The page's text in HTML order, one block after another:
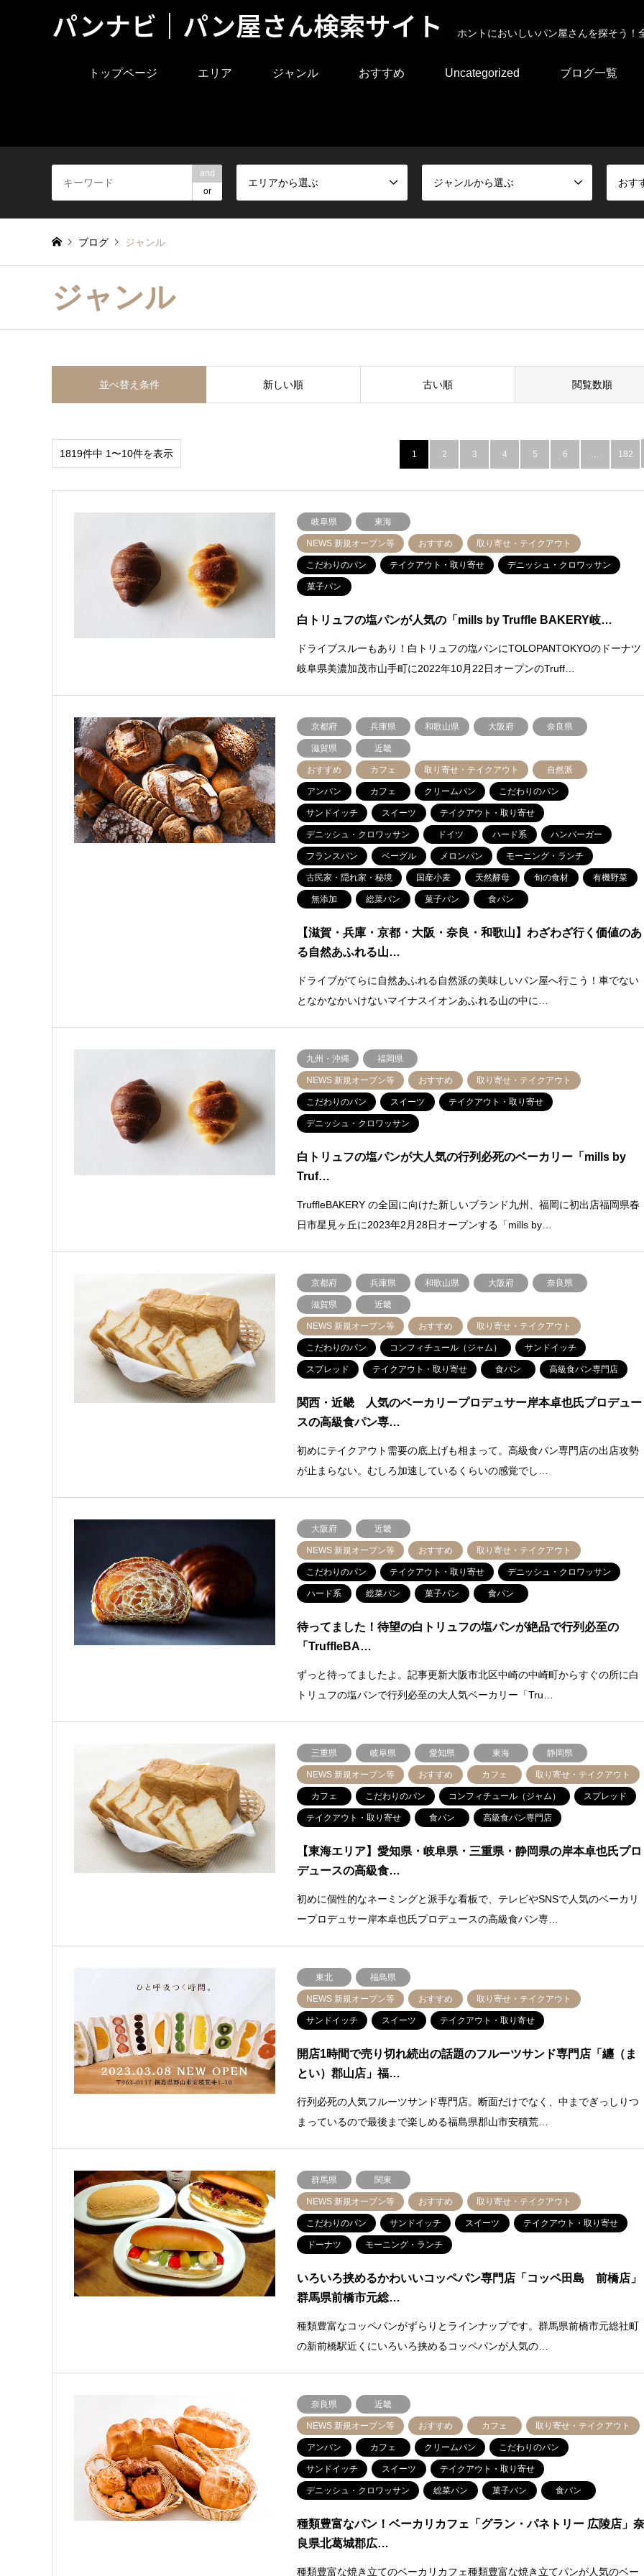
パンナビ｜パン屋さん検索サイト ホントにおいしいパン屋さんを探そう
トップページ エリア ジャンル おすすめ Uncategorized ブログ一覧
and
or
エリアから選ぶ ジャンルから選ぶ おす
ブログ ジャンル
ジャンル
並べ替え条件 新しい順 古い順 閲覧数順
1819件中 1〜10件を表示 1 2 3 4 5 6 … 182
岐阜県 東海
NEWS 新規オープン等 おすすめ 取り寄せ・テイクアウト
こだわりのパン テイクアウト・取り寄せ デニッシュ・クロワッサン
菓子パン
白トリュフの塩パンが人気の「mills by Truffle BAKERY岐…
ドライブスルーもあり！白トリュフの塩パンにTOLOPANTOKYOのドーナツ
岐阜県美濃加茂市山手町に2022年10月22日オープンのTruff…
京都府 兵庫県 和歌山県 大阪府 奈良県
滋賀県 近畿
おすすめ カフェ 取り寄せ・テイクアウト 自然派
アンパン カフェ クリームパン こだわりのパン
サンドイッチ スイーツ テイクアウト・取り寄せ
デニッシュ・クロワッサン ドイツ ハード系 ハンバーガー
フランスパン ベーグル メロンパン モーニング・ランチ
古民家・隠れ家・秘境 国産小麦 天然酵母 旬の食材 有機野菜
無添加 総菜パン 菓子パン 食パン
【滋賀・兵庫・京都・大阪・奈良・和歌山】わざわざ行く価値のあ
る自然あふれる山…
ドライブがてらに自然あふれる自然派の美味しいパン屋へ行こう！車でない
となかなかいけないマイナスイオンあふれる山の中に…
九州・沖縄 福岡県
NEWS 新規オープン等 おすすめ 取り寄せ・テイクアウト
こだわりのパン スイーツ テイクアウト・取り寄せ
デニッシュ・クロワッサン
白トリュフの塩パンが大人気の行列必死のベーカリー「mills by
Truf…
TruffleBAKERY の全国に向けた新しいブランド九州、福岡に初出店福岡県春
日市星見ヶ丘に2023年2月28日オープンする「mills by…
京都府 兵庫県 和歌山県 大阪府 奈良県
滋賀県 近畿
NEWS 新規オープン等 おすすめ 取り寄せ・テイクアウト
こだわりのパン コンフィチュール（ジャム） サンドイッチ
スプレッド テイクアウト・取り寄せ 食パン 高級食パン専門店
関西・近畿 人気のベーカリープロデュサー岸本卓也氏プロデュー
スの高級食パン専…
初めにテイクアウト需要の底上げも相まって。高級食パン専門店の出店攻勢
が止まらない。むしろ加速しているくらいの感覚でし…
大阪府 近畿
NEWS 新規オープン等 おすすめ 取り寄せ・テイクアウト
こだわりのパン テイクアウト・取り寄せ デニッシュ・クロワッサン
ハード系 総菜パン 菓子パン 食パン
待ってました！待望の白トリュフの塩パンが絶品で行列必至の
「TruffleBA…
ずっと待ってましたよ。記事更新大阪市北区中崎の中崎町からすぐの所に白
トリュフの塩パンで行列必至の大人気ベーカリー「Tru…
三重県 岐阜県 愛知県 東海 静岡県
NEWS 新規オープン等 おすすめ カフェ 取り寄せ・テイクアウト
カフェ こだわりのパン コンフィチュール（ジャム） スプレッド
テイクアウト・取り寄せ 食パン 高級食パン専門店
【東海エリア】愛知県・岐阜県・三重県・静岡県の岸本卓也氏プロ
デュースの高級食…
初めに個性的なネーミングと派手な看板で、テレビやSNSで人気のベーカリ
ープロデュサー岸本卓也氏プロデュースの高級食パン専…
東北 福島県
NEWS 新規オープン等 おすすめ 取り寄せ・テイクアウト
サンドイッチ スイーツ テイクアウト・取り寄せ
開店1時間で売り切れ続出の話題のフルーツサンド専門店「纏（ま
とい）郡山店」福…
行列必死の人気フルーツサンド専門店。断面だけでなく、中までぎっしりつ
まっているので最後まで楽しめる福島県郡山市安積荒…
群馬県 関東
NEWS 新規オープン等 おすすめ 取り寄せ・テイクアウト
こだわりのパン サンドイッチ スイーツ テイクアウト・取り寄せ
ドーナツ モーニング・ランチ
いろいろ挟めるかわいいコッペパン専門店「コッペ田島 前橋店」
群馬県前橋市元総…
種類豊富なコッペパンがずらりとラインナップです。群馬県前橋市元総社町
の新前橋駅近くにいろいろ挟めるコッペパンが人気の…
奈良県 近畿
NEWS 新規オープン等 おすすめ カフェ 取り寄せ・テイクアウト
アンパン カフェ クリームパン こだわりのパン
サンドイッチ スイーツ テイクアウト・取り寄せ
デニッシュ・クロワッサン 総菜パン 菓子パン 食パン
種類豊富なパン！ベーカリカフェ「グラン・パネトリー 広陵店」
良県北葛城郡広…
種類豊富な焼き立てのベーカリカフェ種類豊富な焼き立てパンが人気のベー